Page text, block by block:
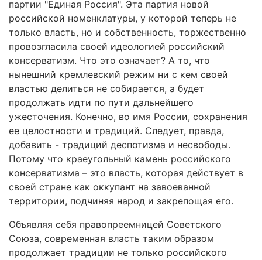
партии "Единая Россия". Эта партия новой
российской номенклатуры, у которой теперь не
только власть, но и собственность, торжественно
провозгласила своей идеологией российский
консерватизм. Что это означает? А то, что
нынешний кремлевский режим ни с кем своей
властью делиться не собирается, а будет
продолжать идти по пути дальнейшего
ужесточения. Конечно, во имя России, сохранения
ее целостности и традиций. Следует, правда,
добавить - традиций деспотизма и несвободы.
Потому что краеугольный камень российского
консерватизма – это власть, которая действует в
своей стране как оккупант на завоеванной
территории, подчиняя народ и закрепощая его.
Объявляя себя правопреемницей Советского
Союза, современная власть таким образом
продолжает традиции не только российского